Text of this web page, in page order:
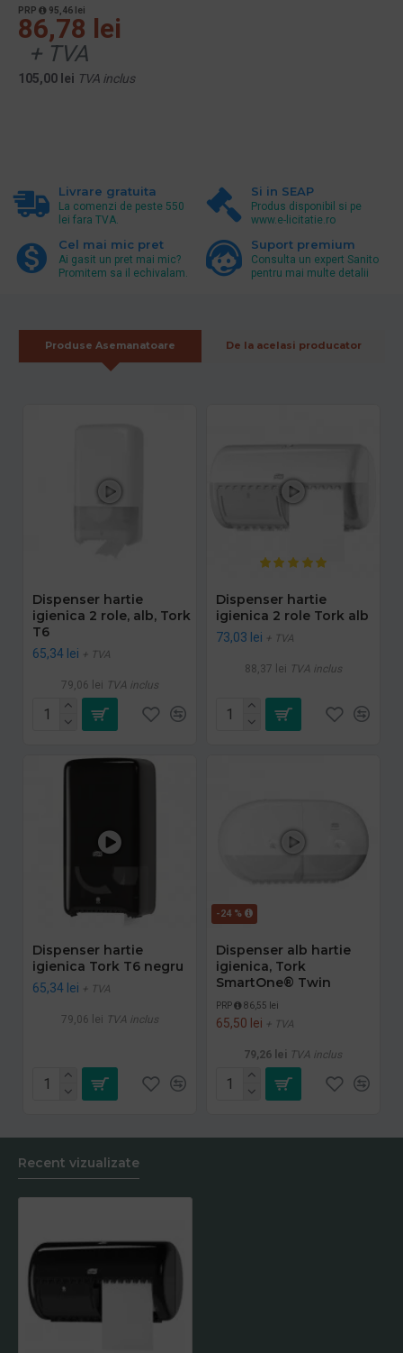
PRP 95,46 lei
86,78 lei
+ TVA
105,00 lei TVA inclus
Livrare gratuita
La comenzi de peste 550
lei fara TVA.
Si in SEAP
Produs disponibil si pe
www.e-licitatie.ro
Cel mai mic pret
Ai gasit un pret mai mic?
Promitem sa il echivalam.
Suport premium
Consulta un expert Sanito
pentru mai multe detalii
Produse Asemanatoare De la acelasi producator
Dispenser hartie
igienica 2 role, alb, Tork
T6
65,34 lei + TVA
79,06 lei TVA inclus
Dispenser hartie
igienica 2 role Tork alb
73,03 lei + TVA
88,37 lei TVA inclus
Dispenser hartie
igienica Tork T6 negru
65,34 lei + TVA
79,06 lei TVA inclus
-24 %
Dispenser alb hartie
igienica, Tork
SmartOne® Twin
PRP 86,55 lei
65,50 lei + TVA
79,26 lei TVA inclus
Recent vizualizate